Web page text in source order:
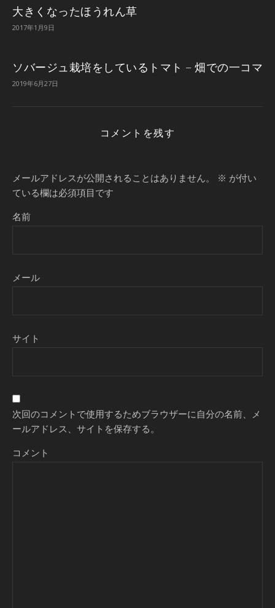
大きくなったほうれん草
2017年1月9日
ソバージュ栽培をしているトマト – 畑での一コマ
2019年6月27日
コメントを残す
メールアドレスが公開されることはありません。 ※ が付い
ている欄は必須項目です
名前
メール
サイト
次回のコメントで使用するためブラウザーに自分の名前、メ
ールアドレス、サイトを保存する。
コメント